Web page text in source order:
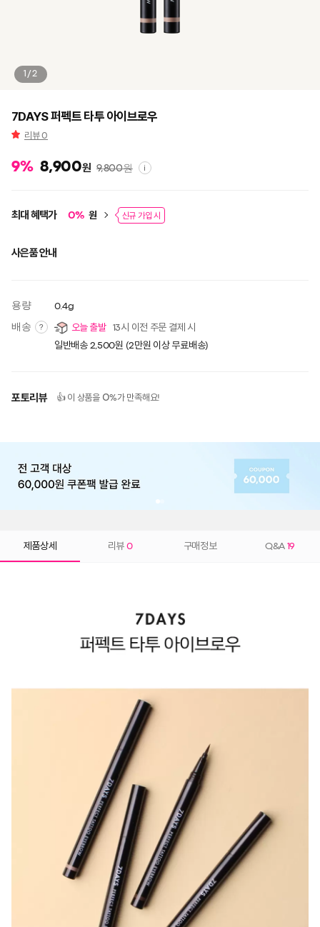
1/2
7DAYS 퍼펙트 타투 아이브로우
리뷰0
9% 8,900원 9,800원 i
최대 혜택가 0% 원 신규 가입 시
사은품 안내
용량 0.4g
배송 ? 오늘 출발 13시 이전 주문 결제 시
일반배송 2,500원 (2만원 이상 무료배송)
포토리뷰 👍 이 상품을 0%가 만족해요!
제품상세 리뷰 0 구매정보 Q&A 19